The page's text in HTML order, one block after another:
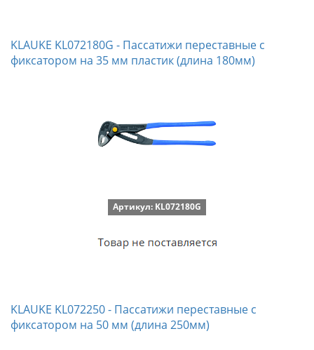
KLAUKE KL072180G - Пассатижи переставные с
фиксатором на 35 мм пластик (длина 180мм)
Артикул: KL072180G
KLAUKE KL072250 - Пассатижи переставные с
фиксатором на 50 мм (длина 250мм)